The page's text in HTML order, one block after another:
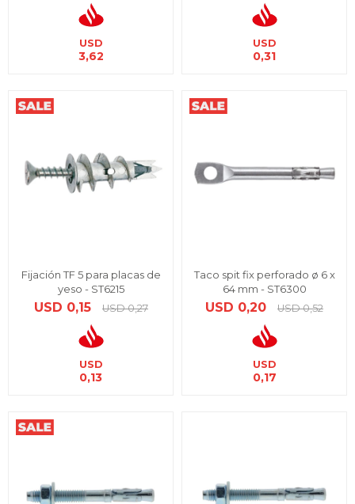
USD
3,62
USD
0,31
Fijación TF 5 para placas de
yeso - ST6215
USD 0,15 USD 0,27
USD
0,13
Taco spit fix perforado ø 6 x
64 mm - ST6300
USD 0,20 USD 0,52
USD
0,17